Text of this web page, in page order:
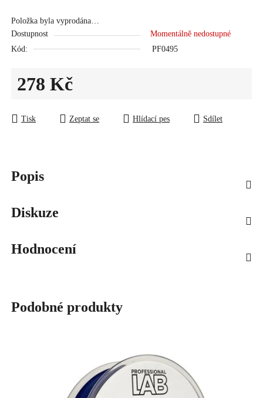
Položka byla vyprodána…
Dostupnost
Momentálně nedostupné
Kód:
PF0495
278 Kč
Tisk Zeptat se Hlídací pes Sdílet
Popis
Diskuze
Hodnocení
Podobné produkty